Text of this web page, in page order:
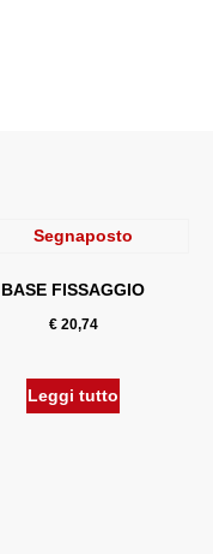
BASE FISSAGGIO
€20,74
Leggi tutto